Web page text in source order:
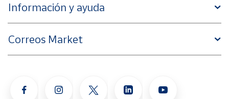
Información y ayuda
Correos Market